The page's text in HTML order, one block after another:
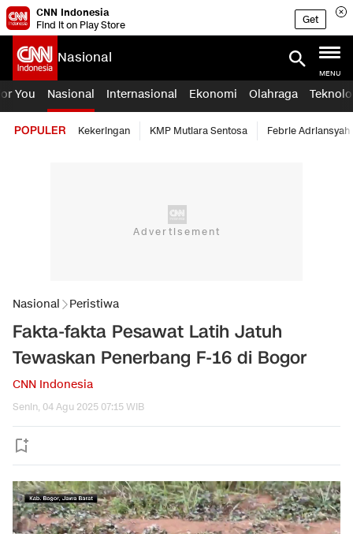
CNN Indonesia
Find it on Play Store
Get
Nasional
MENU
You Nasional Internasional Ekonomi Olahraga
POPULER Kekeringan KMP Mutiara Sentosa Febrie Adriansyah
Nasional Peristiwa
Fakta-fakta Pesawat Latih Jatuh
Tewaskan Penerbang F-16 di Bogor
CNN Indonesia
Senin, 04 Agu 2025 07:15 WIB